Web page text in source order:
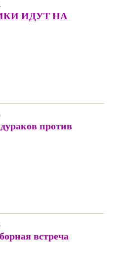
ИДУТ НА
против
встреча